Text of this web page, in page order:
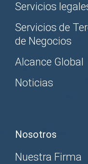
Servicios
Servicios de
de Negocios
Alcance Global
Noticias
Nosotros
Nuestra Firma